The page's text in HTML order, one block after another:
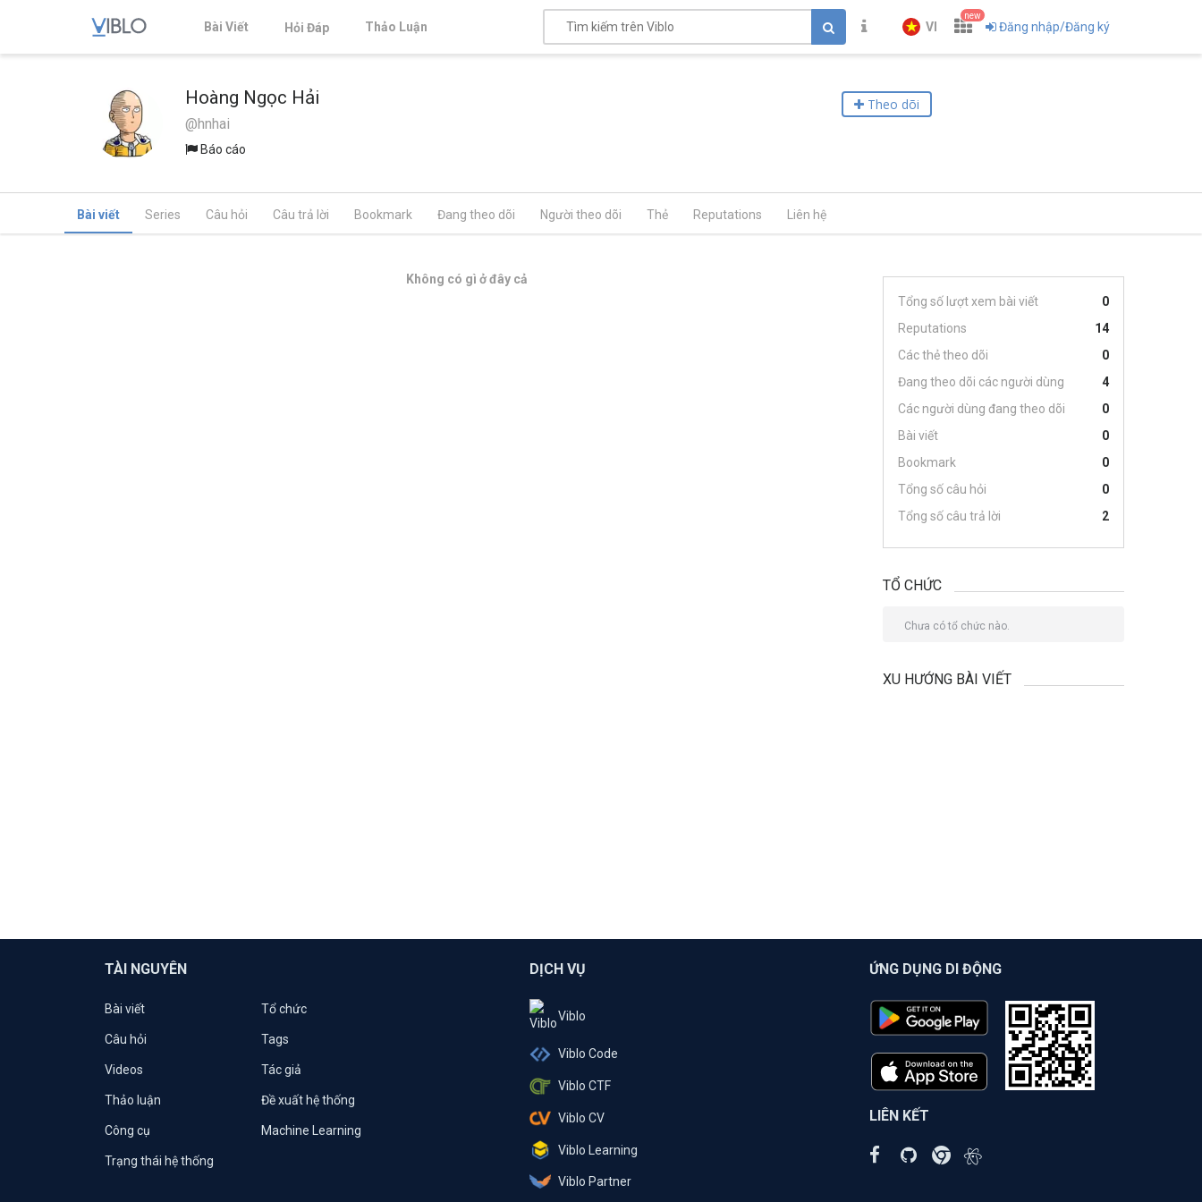
Bài Viết Hỏi Đáp Thảo Luận VI
new
Đăng nhập/Đăng ký
Hoàng Ngọc Hải
@hnhai
Báo cáo
Theo dõi
Bài viết Series Câu hỏi Câu trả lời Bookmark Đang theo dõi Người theo dõi Thẻ Reputations Liên hệ
Không có gì ở đây cả
Tổng số lượt xem bài viết
0
Reputations
14
Các thẻ theo dõi
0
Đang theo dõi các người dùng
4
Các người dùng đang theo dõi
0
Bài viết
0
Bookmark
0
Tổng số câu hỏi
0
Tổng số câu trả lời
2
TỔ CHỨC
Chưa có tổ chức nào.
XU HƯỚNG BÀI VIẾT
TÀI NGUYÊN
Bài viết Tổ chức
Câu hỏi Tags
Videos Tác giả
Thảo luận Đề xuất hệ thống
Công cụ Machine Learning
Trạng thái hệ thống
DỊCH VỤ
Viblo
Viblo Code
Viblo CTF
Viblo CV
Viblo Learning
Viblo Partner
ỨNG DỤNG DI ĐỘNG
LIÊN KẾT